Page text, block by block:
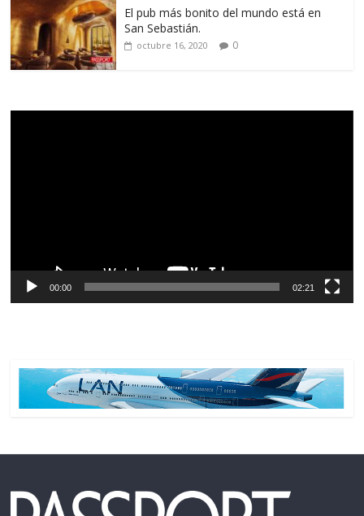
El pub más bonito del mundo está en
San Sebastián.
octubre 16, 2020 0
00:00 02:21